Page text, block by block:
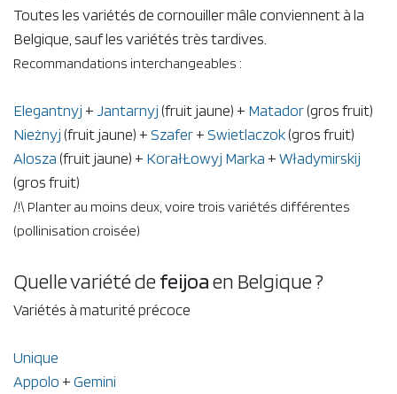
Toutes les variétés de cornouiller mâle conviennent à la
Belgique, sauf les variétés très tardives.
Recommandations interchangeables :
Elegantnyj + Jantarnyj(fruit jaune) + Matador(gros fruit)
Nieżnyj(fruit jaune) + Szafer+ Swietlaczok(gros fruit)
Alosza(fruit jaune) + KorałŁowyj Marka +Władymirskij
(gros fruit)
/!\ Planter au moins deux, voire trois variétés différentes
(pollinisation croisée)
Quelle variété defeijoaen Belgique ?
Variétés à maturité précoce
Unique
Appolo +Gemini